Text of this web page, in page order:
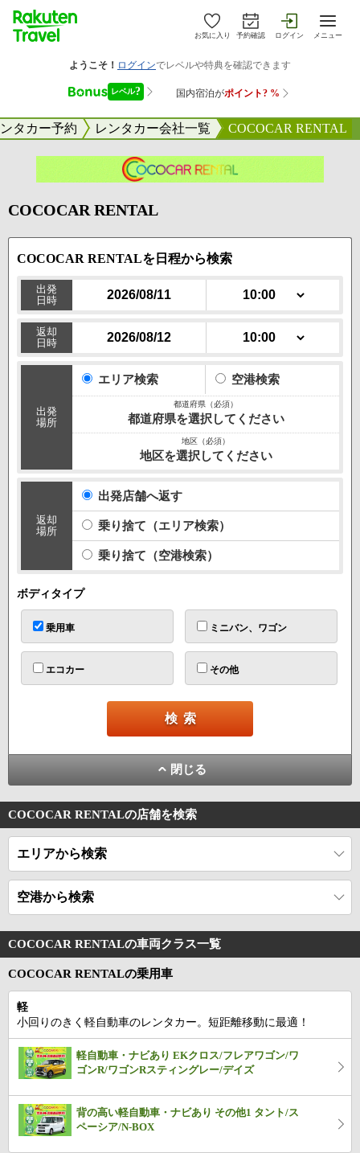
お気に入り 予約確認 ログイン メニュー
タカー予約 レンタカー会社一覧 COCOCAR RENTAL
COCOCAR RENTAL
COCOCAR RENTALを日程から検索
出発
日時
返却
日時
出発
場所
エリア検索 空港検索
都道府県を選択してください
地区を選択してください
返却
場所
出発店舗へ返す
乗り捨て（エリア検索）
乗り捨て（空港検索）
ボディタイプ
乗用車 ミニバン、ワゴン
エコカー その他
閉じる
COCOCAR RENTALの店舗を検索
エリアから検索
空港から検索
COCOCAR RENTALの車両クラス一覧
COCOCAR RENTALの乗用車
軽
小回りのきく軽自動車のレンタカー。短距離移動に最適！
軽自動車・ナビあり EKクロス/フレアワゴン/ワ
ゴンR/ワゴンRスティングレー/デイズ
背の高い軽自動車・ナビあり その他1 タント/ス
ペーシア/N-BOX